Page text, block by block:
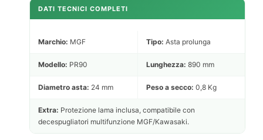
DATI TECNICI COMPLETI
Marchio: MGF Tipo: Asta prolunga
Modello: PR90 Lunghezza: 890 mm
Diametro asta: 24 mm Peso a secco: 0,8 Kg
Extra: Protezione lama inclusa, compatibile con
decespugliatori multifunzione MGF/Kawasaki.